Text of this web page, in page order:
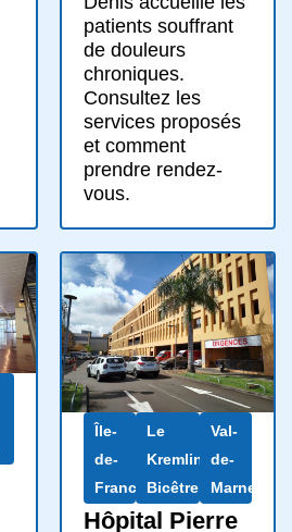
patients souffrant
de douleurs
chroniques.
Consultez les
services proposés
et comment
prendre rendez-
vous.
Île-
de-
France
Le
Kremlin-
Bicêtre
Val-
de-
Marne
Hôpital Pierre